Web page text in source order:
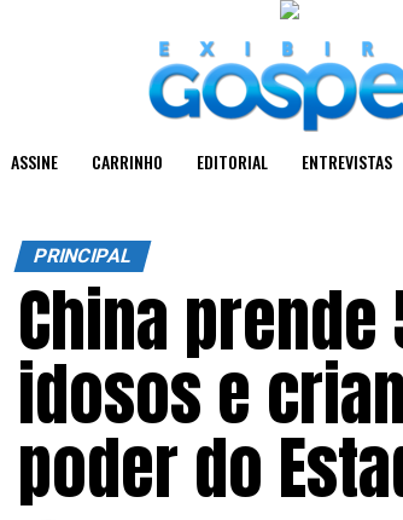
ASSINE CARRINHO EDITORIAL ENTREVISTAS
PRINCIPAL
China
idosos e
poder do